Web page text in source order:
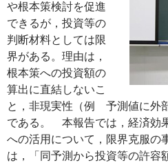
や根本策検討を促進
できるが，投資等の
判断材料としては限
界がある。理由は，
根本策への投資額の
算出に直結しないこ
と，非現実性（例 予測値に外
である。 本報告では，経済効
への活用について，限界克服の
は，「同予測から投資等の許容